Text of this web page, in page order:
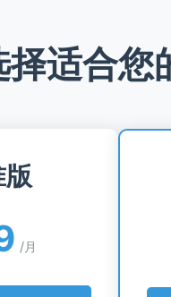
择适合您
/月